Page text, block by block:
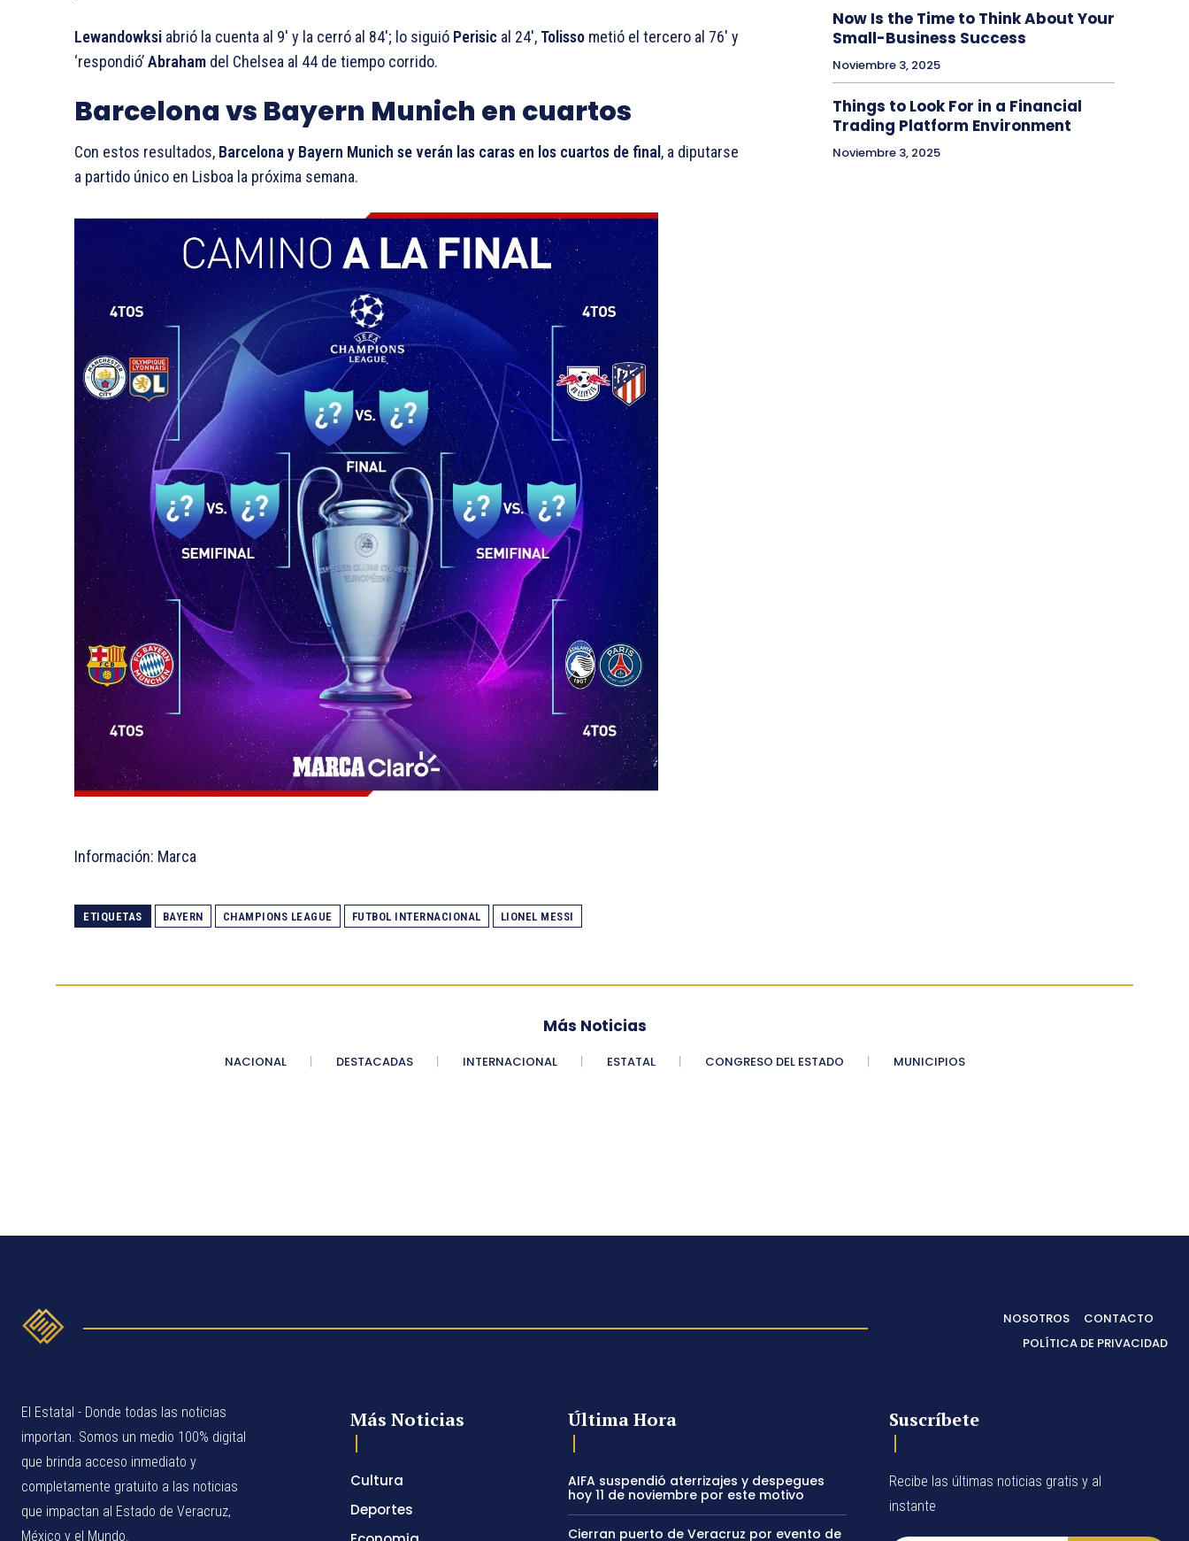
Lewandowksi abrió la cuenta al 9′ y la cerró al 84′; lo siguió Perisic al 24′, Tolisso metió el tercero al 76′ y
‘respondió’Abraham del Chelsea al 44 de tiempo corrido.
Barcelona vs Bayern Munich en cuartos
Con estos resultados, Barcelona y Bayern Munich se verán las caras en los cuartos de final , a diputarse
a partido único en Lisboa la próxima semana.
Información: Marca
ETIQUETAS BAYERN CHAMPIONS LEAGUE FUTBOL INTERNACIONAL LIONEL MESSI
Now Is the Time to Think About Your
Small-Business Success
Noviembre 3, 2025
Things to Look For in a Financial
Trading Platform Environment
Noviembre 3, 2025
Más Noticias
NACIONAL DESTACADAS INTERNACIONAL ESTATAL CONGRESO DEL ESTADO MUNICIPIOS
NOSOTROS
CONTACTO
POLÍTICA DE PRIVACIDAD
El Estatal - Donde todas las noticias
importan. Somos un medio 100% digital
que brinda acceso inmediato y
completamente gratuito a las noticias
que impactan al Estado de Veracruz,
México y el Mundo.
Más Noticias
Cultura
Deportes
Última Hora
AIFA suspendió aterrizajes y despegues
hoy 11 de noviembre por este motivo
Cierran puerto de Veracruz por evento de
Suscríbete
Recibe las últimas noticias gratis y al
instante